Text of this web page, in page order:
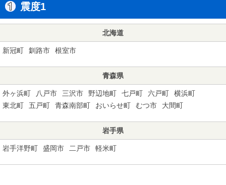
震度1
北海道
新冠町 釧路市 根室市
青森県
外ヶ浜町 八戸市 三沢市 野辺地町 七戸町 六戸町
横浜町
東北町
五戸町 青森南部町 おいらせ町 むつ市 大間町
岩手県
岩手洋野町 盛岡市 二戸市 軽米町